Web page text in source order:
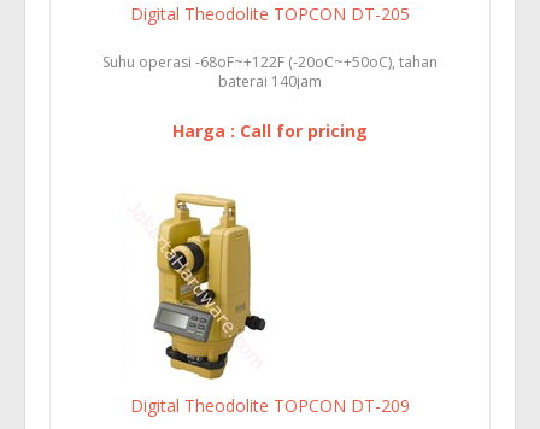
Digital Theodolite TOPCON DT-205
Suhu operasi -68oF~+122F (-20oC~+50oC), tahan
baterai 140jam
Harga : Call for pricing
Digital Theodolite TOPCON DT-209